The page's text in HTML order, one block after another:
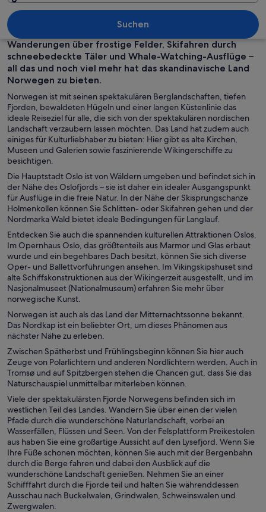
Ein rotes Holzhaus an einem
Suchen
Wanderungen über frostige Felder, Skifahren durch
schneebedeckte Täler und Whale-Watching-Ausflüge –
all das und noch viel mehr hat das skandinavische Land
Norwegen zu bieten.
Norwegen ist mit seinen spektakulären Berglandschaften, tiefen
Fjorden, bewaldeten Hügeln und einer langen Küstenlinie das
ideale Reiseziel für alle, die sich von der spektakulären nordischen
Landschaft verzaubern lassen möchten. Das Land hat zudem auch
einiges für Kulturliebhaber zu bieten: Hier gibt es alte Kirchen,
Museen und Galerien sowie faszinierende Wikingerschiffe zu
besichtigen.
Die Hauptstadt Oslo ist von Wäldern umgeben und befindet sich in
der Nähe des Oslofjords – sie ist daher ein idealer Ausgangspunkt
für Ausflüge in die freie Natur. In der Nähe der Skisprungschanze
Holmenkollen können Sie Schlitten- oder Skifahren gehen und der
Nordmarka Wald bietet ideale Bedingungen für Langlauf.
Entdecken Sie auch die spannenden kulturellen Attraktionen Oslos.
Im Opernhaus Oslo, das größtenteils aus Marmor und Glas erbaut
wurde und ein begehbares Dach besitzt, können Sie sich diverse
Oper- und Ballettvorführungen ansehen. Im Vikingskipshuset sind
alte Schiffskonstruktionen aus der Wikingerzeit ausgestellt, und im
Nasjonalmuseet (Nationalmuseum) erfahren Sie mehr über
norwegische Kunst.
Norwegen ist auch als das Land der Mitternachtssonne bekannt.
Das Nordkap ist ein beliebter Ort, um dieses Phänomen aus
nächster Nähe zu erleben.
Zwischen Spätherbst und Frühlingsbeginn können Sie hier auch
Zeuge von Polarlichtern und anderen Nordlichtern werden. Auch in
Tromsø und auf Spitzbergen stehen die Chancen gut, dass Sie das
Naturschauspiel unmittelbar miterleben können.
Viele der spektakulärsten Fjorde Norwegens befinden sich im
westlichen Teil des Landes. Wandern Sie über einen der vielen
Pfade durch die wunderschöne Naturlandschaft, vorbei an
Wasserfällen, Flüssen und Seen. Von der Felsplattform Preikestolen
aus haben Sie eine großartige Aussicht auf den Lysefjord. Wenn Sie
Ihre Füße schonen möchten, können Sie auch mit der Bergenbahn
durch die Berge fahren und dabei den Ausblick auf die
wunderschöne Landschaft genießen. Nehmen Sie an einer
Schifffahrt durch die Fjorde teil und halten Sie währenddessen
Ausschau nach Buckelwalen, Grindwalen, Schweinswalen und
Zwergwalen.